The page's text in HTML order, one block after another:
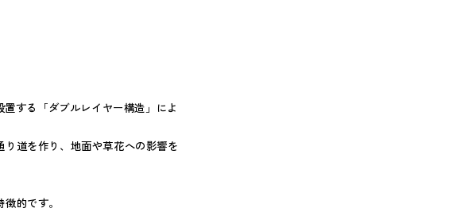
する「ダブルレイヤー構造」によ
道を作り、地面や草花への影響を
的です。